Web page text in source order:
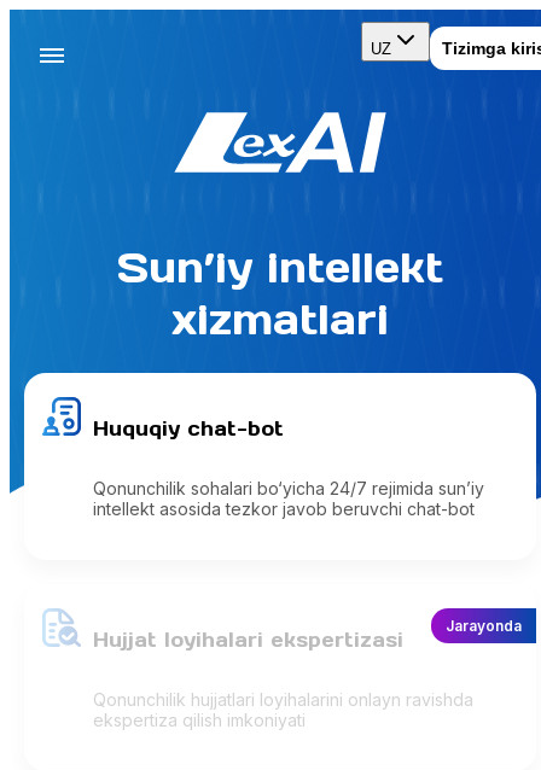
UZ Tizimga
Sun’iy intellekt
xizmatlari
Huquqiy chat-bot
Qonunchilik sohalari bo‘yicha 24/7 rejimida sun’iy
intellekt asosida tezkor javob beruvchi chat-bot
Hujjat loyihalari ekspertizasi
Qonunchilik hujjatlari loyihalarini onlayn ravishda
ekspertiza qilish imkoniyati
Jarayonda